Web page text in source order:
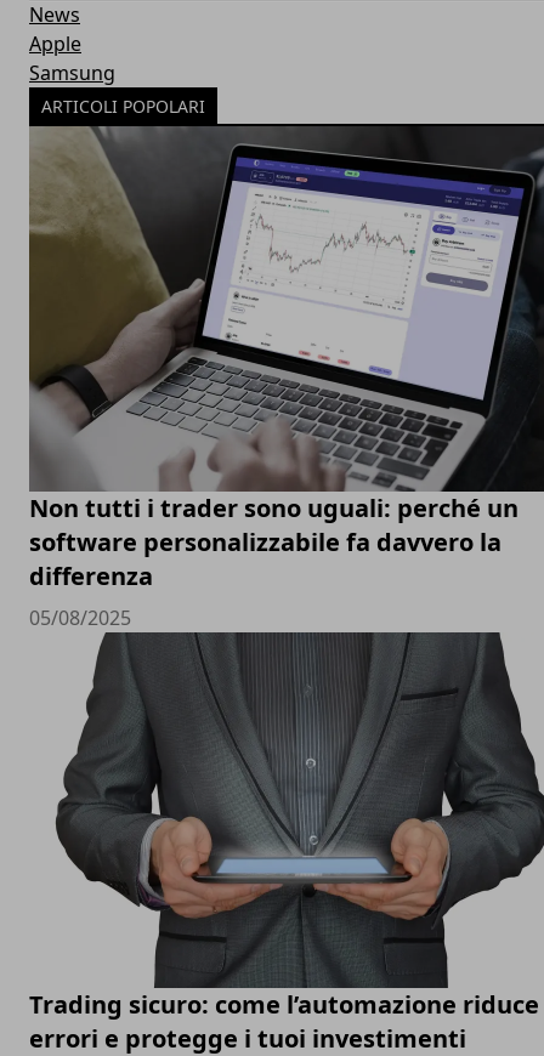
News
Apple
Samsung
ARTICOLI POPOLARI
Non tutti i trader sono uguali: perché un
software personalizzabile fa davvero la
differenza
05/08/2025
Trading sicuro: come l’automazione
errori e protegge i tuoi investimenti